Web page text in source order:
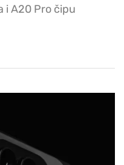
i A20 Pro čipu